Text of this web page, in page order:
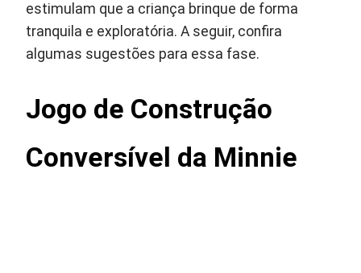
estimulam que a criança brinque de forma
tranquila e exploratória. A seguir, confira
algumas sugestões para essa fase.
Jogo de Construção
Conversível da Minnie